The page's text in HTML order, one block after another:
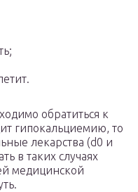
обратиться к
гипокальциемию, то
лекарства (d0 и
в таких случаях
медицинской